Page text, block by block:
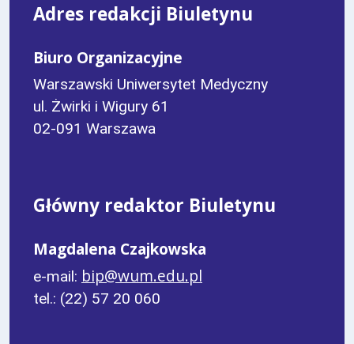
Adres redakcji Biuletynu
Biuro Organizacyjne
Warszawski Uniwersytet Medyczny
ul. Żwirki i Wigury 61
02-091 Warszawa
Główny redaktor Biuletynu
Magdalena Czajkowska
e-mail: bip@wum.edu.pl
tel.: (22) 57 20 060